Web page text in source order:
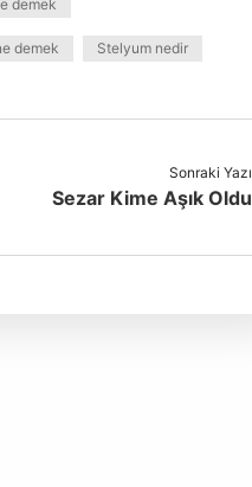
demek
demek Stelyum nedir
Sonraki Yazı
Sezar Kime Aşık Oldu